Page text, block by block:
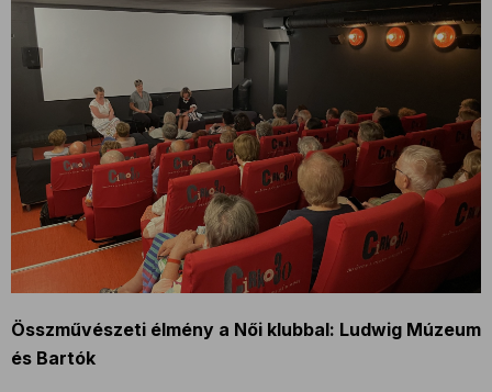
Összművészeti élmény a Női klubbal: Ludwig Múzeum
és Bartók